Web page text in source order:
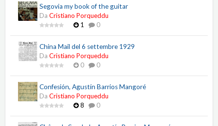
Segovia my book of the guitar
Da Cristiano Porqueddu
1
0
China Mail del 6 settembre 1929
Da Cristiano Porqueddu
0
0
Confesión, Agustín Barrios Mangoré
Da Cristiano Porqueddu
8
0